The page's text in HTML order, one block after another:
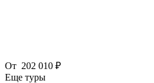
От 202 010 ₽
Еще туры